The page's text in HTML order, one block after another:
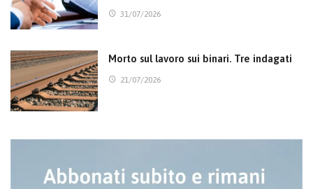
31/07/2026
Morto sul lavoro sui binari. Tre indagati
21/07/2026